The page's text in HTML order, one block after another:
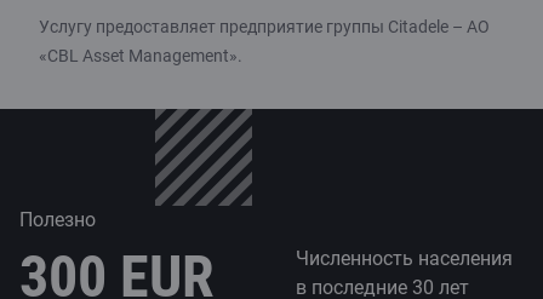
Услугу предоставляет предприятие группы Citadele – АО
«CBL Asset Management».
Полезно
300 EUR
Численность населения
в последние 30 лет